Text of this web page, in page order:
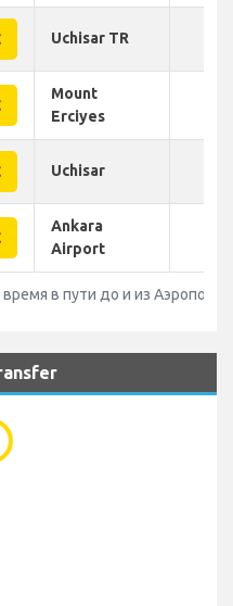
Uchisar TR
Mount
Erciyes
Uchisar
Ankara
Airport
в пути до и из Аэропорт
...